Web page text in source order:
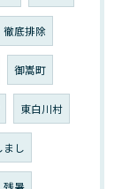
徹底排除
御嵩町
東白川村
まし